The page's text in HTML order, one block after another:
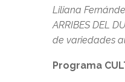
Liliana
ARRIBES DEL
de variedades
Programa